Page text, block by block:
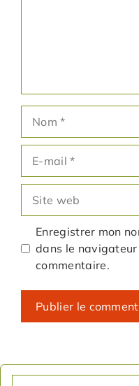
mail
web
Enregistrer mon
dans le
commentaire.